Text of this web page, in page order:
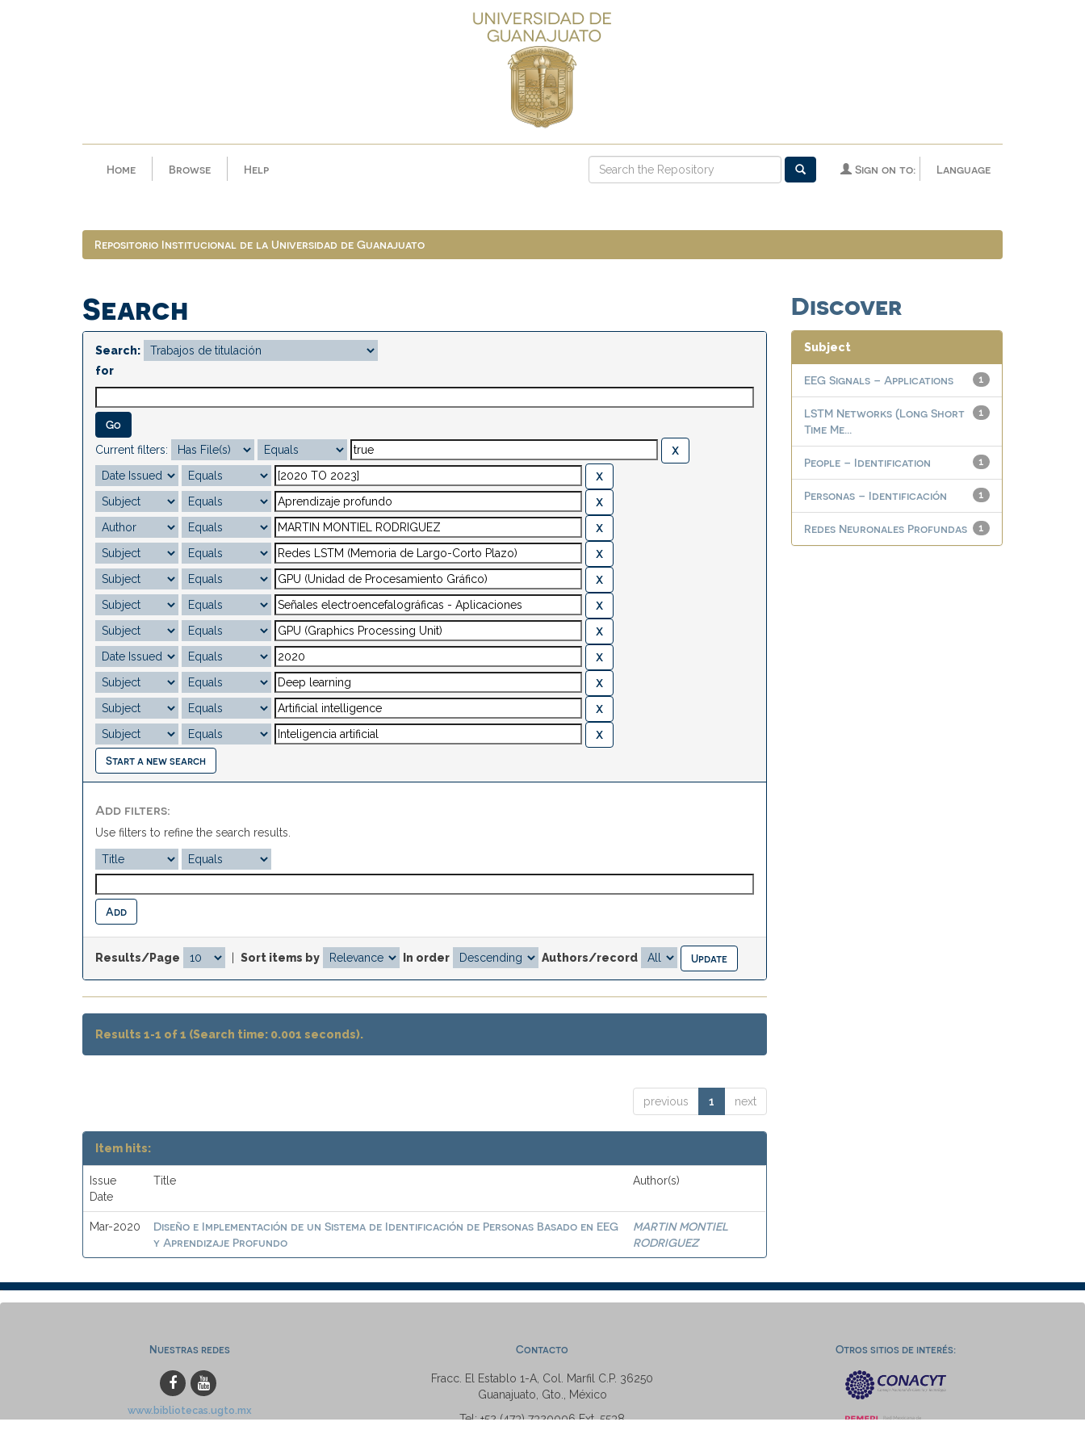
Home Browse Help Language
Sign on to:
Repositorio Institucional de la Universidad de Guanajuato
Search
Search:
for
Current filters:
Start a new search
Add filters:
Use filters to refine the search results.
Results/Page Sort items by In order Authors/record
Results 1-1 of 1 (Search time: 0.001 seconds).
previous 1 next
Item hits:
Issue
Date
Title Author(s)
Mar-2020
Diseño e Implementación de un Sistema de Identificación de Personas Basado en EEG
y Aprendizaje Profundo
MARTIN MONTIEL
RODRIGUEZ
Discover
Subject
1
EEG Signals – Applications
1
LSTM Networks (Long Short
Time Me...
1
People – Identification
1
Personas – Identificación
1
Redes Neuronales Profundas
Nuestras redes
www.bibliotecas.ugto.mx
Contacto
Fracc. El Establo 1-A, Col. Marfil C.P. 36250
Guanajuato, Gto., México
Tel: +52 (473) 7320006 Ext. 5538
Otros sitios de interés: